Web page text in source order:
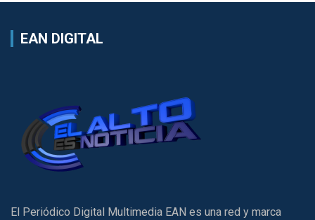
EAN DIGITAL
El Periódico Digital Multimedia EAN es una red y marca